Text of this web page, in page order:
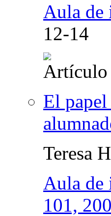
Aula de
12-14
El
Teresa
Aula de
101,